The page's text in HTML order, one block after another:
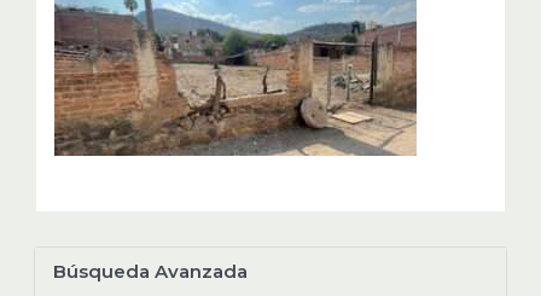
Búsqueda Avanzada